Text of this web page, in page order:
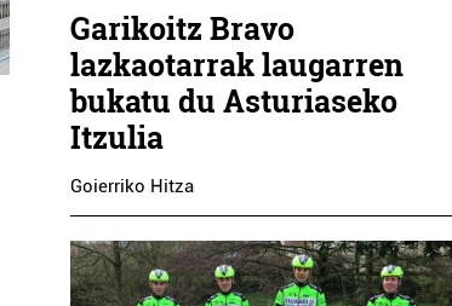
Garikoitz Bravo
lazkaotarrak laugarren
bukatu du Asturiaseko
Itzulia
Goierriko Hitza